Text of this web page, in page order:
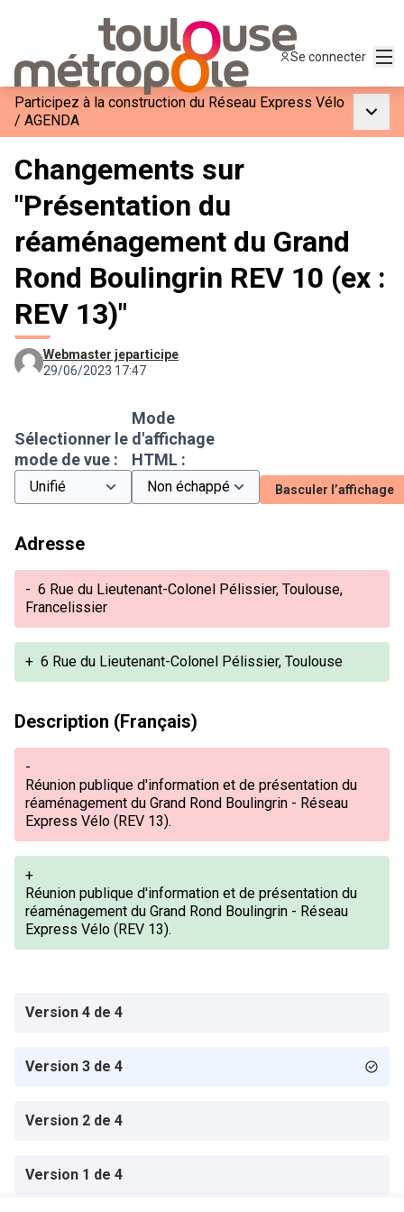
Se connecter
Participez à la construction du Réseau Express Vélo
/ AGENDA
Changements sur
"Présentation du
réaménagement du Grand
Rond Boulingrin REV 10 (ex :
REV 13)"
Webmaster jeparticipe
29/06/2023 17:47
Sélectionner le
mode de vue :
Mode
d'affichage
HTML :
Basculer l’affichage
Adresse
- 6 Rue du Lieutenant-Colonel Pélissier, Toulouse,
Francelissier
+ 6 Rue du Lieutenant-Colonel Pélissier, Toulouse
Description (Français)
-
Réunion publique d'information et de présentation du
réaménagement du Grand Rond Boulingrin - Réseau
Express Vélo (REV 13).
+
Réunion publique d'information et de présentation du
réaménagement du Grand Rond Boulingrin - Réseau
Express Vélo (REV 13).
Version 4 de 4
Version 3 de 4
Version 2 de 4
Version 1 de 4